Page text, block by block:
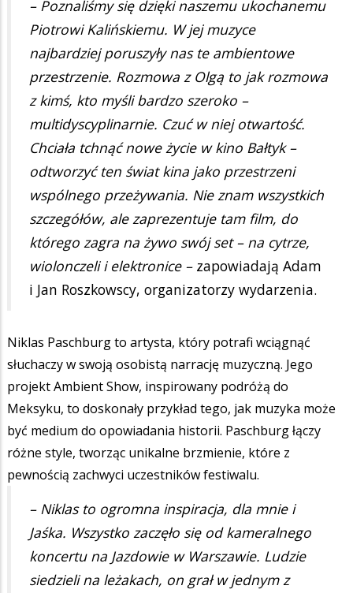
– Poznaliśmy się dzięki naszemu ukochanemu
Piotrowi Kalińskiemu. W jej muzyce
najbardziej poruszyły nas te ambientowe
przestrzenie. Rozmowa z Olgą to jak rozmowa
z kimś, kto myśli bardzo szeroko –
multidyscyplinarnie. Czuć w niej otwartość.
Chciała tchnąć nowe życie w kino Bałtyk –
odtworzyć ten świat kina jako przestrzeni
wspólnego przeżywania. Nie znam wszystkich
szczegółów, ale zaprezentuje tam film, do
którego zagra na żywo swój set – na cytrze,
wiolonczeli i elektronice –zapowiadają Adam
i Jan Roszkowscy, organizatorzy wydarzenia.
Niklas Paschburg to artysta, który potrafi wciągnąć
słuchaczy w swoją osobistą narrację muzyczną. Jego
projekt Ambient Show, inspirowany podróżą do
Meksyku, to doskonały przykład tego, jak muzyka może
być medium do opowiadania historii. Paschburg łączy
różne style, tworząc unikalne brzmienie, które z
pewnością zachwyci uczestników festiwalu.
– Niklas to ogromna inspiracja, dla mnie i
Jaśka. Wszystko zaczęło się od kameralnego
koncertu na Jazdowie w Warszawie. Ludzie
siedzieli na leżakach, on grał w jednym z